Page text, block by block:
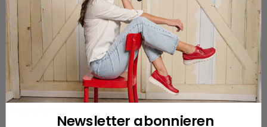
Entworfen in den Niederlanden und hergestellt in
Portugal
Elastischer Einsatz am Schaft – dehnt sich, wenn Ihr
Bein es braucht
Newsletter abonnieren